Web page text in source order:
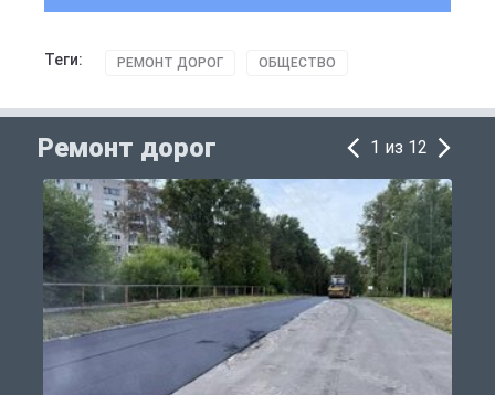
Теги: РЕМОНТ ДОРОГ ОБЩЕСТВО
Ремонт дорог 1 из 12